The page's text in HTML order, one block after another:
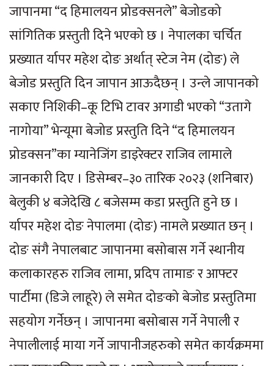
जापानमा “द हिमालयन प्रोडक्सनले” बेजोडको
सांगितिक प्रस्तुती दिने भएको छ । नेपालका चर्चित
प्रख्यात र्यापर महेश दोङ अर्थात् स्टेज नेम (दोङ) ले
बेजोड प्रस्तुति दिन जापान आऊदैछन् । उन्ले जापानको
सकाए निशिकी–कू टिभि टावर अगाडी भएको “उतागे
नागोया” भेन्यूमा बेजोड प्रस्तुति दिने “द हिमालयन
प्रोडक्सन”का म्यानेजिंग डाइरेक्टर राजिव लामाले
जानकारी दिए । डिसेम्बर–३० तारिक २०२३ (शनिबार)
बेलुकी ४ बजेदेखि ८ बजेसम्म कडा प्रस्तुति हुने छ ।
र्यापर महेश दोङ नेपालमा (दोङ) नामले प्रख्यात छन् ।
दोङ संगै नेपालबाट जापानमा बसोबास गर्ने स्थानीय
कलाकारहरु राजिव लामा, प्रदिप तामाङ र आफ्टर
पार्टीमा (डिजे लाहूरे) ले समेत दोङको बेजोड प्रस्तुतिमा
सहयोग गर्नेछन् । जापानमा बसोबास गर्ने नेपाली र
नेपालीलाई माया गर्ने जापानीजहरुको समेत कार्यक्रममा